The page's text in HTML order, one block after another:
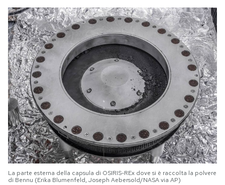
La parte esterna della capsula di OSIRIS-REx dove si è raccolta la polvere
di Bennu (Erika Blumenfeld, Joseph Aebersold/NASA via AP)